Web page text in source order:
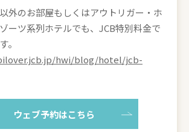
が可能です。
年12月31日（木）宿泊分までが対象で
ードでお支払いください。
外のお部屋もしくはアウトリガー・ホ
ーツ系列ホテルでも、JCB特別料金で
。
hwi/blog/hotel/jcb-
ウェブ予約はこちら